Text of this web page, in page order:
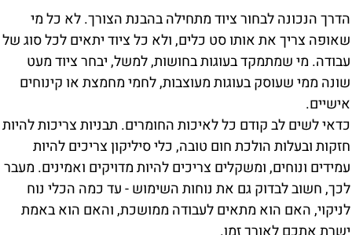
הדרך הנכונה לבחור ציוד מתחילה בהבנת הצורך. לא כל מי
שאופה צריך את אותו סט כלים, ולא כל ציוד יתאים לכל סוג של
עבודה. מי שמתמקד בעוגות בחושות, למשל, יבחר ציוד מעט
שונה ממי שעוסק בעוגות מעוצבות, לחמי מחמצת או קינוחים
אישיים.
כדאי לשים לב קודם כל לאיכות החומרים. תבניות צריכות להיות
חזקות ובעלות הולכת חום טובה, כלי סיליקון צריכים להיות
עמידים ונוחים, ומשקלים צריכים להיות מדויקים ואמינים. מעבר
לכך, חשוב לבדוק גם את נוחות השימוש - עד כמה הכלי נוח
לניקוי, האם הוא מתאים לעבודה ממושכת, והאם הוא באמת